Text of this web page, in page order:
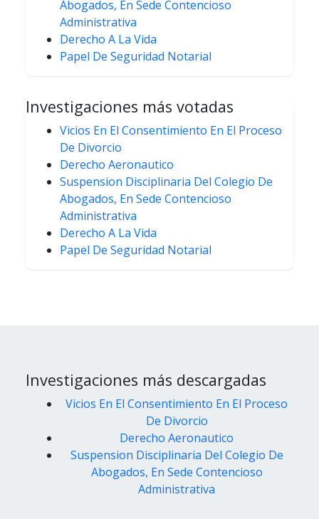
Abogados, En Sede Contencioso
Administrativa
Derecho A La Vida
Papel De Seguridad Notarial
Investigaciones más votadas
Vicios En El Consentimiento En El Proceso
De Divorcio
Derecho Aeronautico
Suspension Disciplinaria Del Colegio De
Abogados, En Sede Contencioso
Administrativa
Derecho A La Vida
Papel De Seguridad Notarial
Investigaciones más descargadas
Vicios En El Consentimiento En El Proceso
De Divorcio
Derecho Aeronautico
Suspension Disciplinaria Del Colegio De
Abogados, En Sede Contencioso
Administrativa